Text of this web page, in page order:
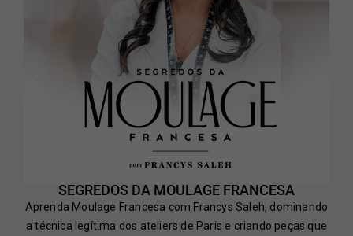
SEGREDOS DA MOULAGE FRANCESA
Aprenda Moulage Francesa com Francys Saleh, dominando
a técnica legítima dos ateliers de Paris e criando peças que